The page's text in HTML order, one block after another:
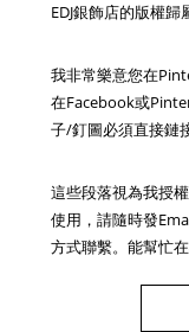
EDJ銀飾店的版權歸
我非常樂意您在
在Facebook或
子/釘圖必須直接鏈
這些段落視為我授
使用，請隨時發
方式聯繫。能幫忙